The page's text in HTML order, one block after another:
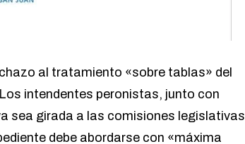
al tratamiento «sobre tablas» del
intendentes peronistas, junto con
sea girada a las comisiones legislativas
debe abordarse con «máxima